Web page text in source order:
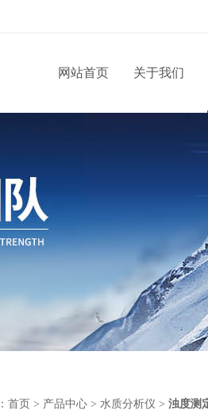
网站首页 关于我们
首页 > 产品中心 > 水质分析仪 > 浊度测